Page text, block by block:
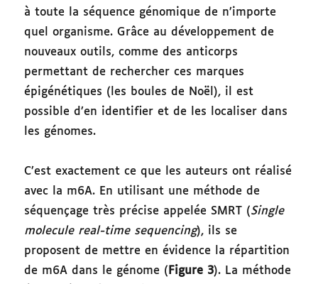
à toute la séquence génomique de n’importe
quel organisme. Grâce au développement de
nouveaux outils, comme des anticorps
permettant de rechercher ces marques
épigénétiques (les boules de Noël), il est
possible d’en identifier et de les localiser dans
les génomes.
C’est exactement ce que les auteurs ont réalisé
avec la m6A. En utilisant une méthode de
séquençage très précise appelée SMRT (Single
molecule real-time sequencing), ils se
proposent de mettre en évidence la répartition
de m6A dans le génome ( Figure 3). La méthode